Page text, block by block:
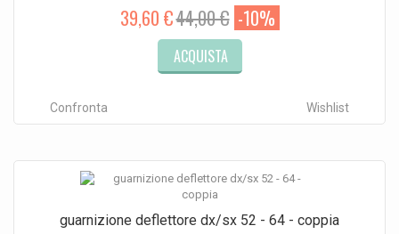
39,60 €44,00 € -10%
ACQUISTA
Wishlist
Confronta
guarnizione deflettore dx/sx 52 - 64 - coppia